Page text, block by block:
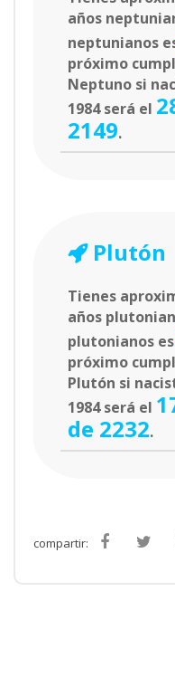
años
neptunianos
próximo
Neptuno si
1984 será el
2149.
Plutón
Tienes
años
plutonianos es
próximo
Plutón si
1984 será el
de 2232.
compartir: